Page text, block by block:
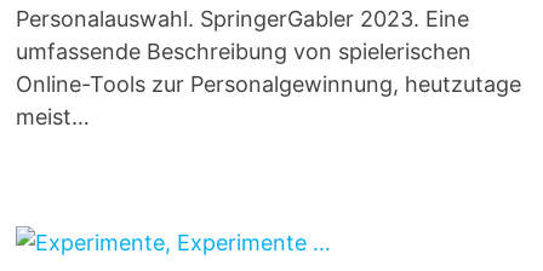
Personalauswahl. SpringerGabler 2023. Eine
umfassende Beschreibung von spielerischen
Online-Tools zur Personalgewinnung, heutzutage
meist…